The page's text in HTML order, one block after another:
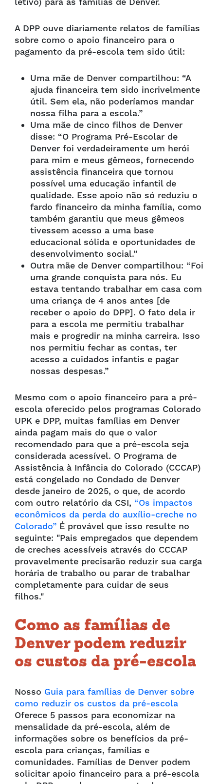
A DPP ouve diariamente relatos de famílias
sobre como o apoio financeiro para o
pagamento da pré-escola tem sido útil:
Uma mãe de Denver compartilhou: “A
ajuda financeira tem sido incrivelmente
útil. Sem ela, não poderíamos mandar
nossa filha para a escola.”
Uma mãe de cinco filhos de Denver
disse: “O Programa Pré-Escolar de
Denver foi verdadeiramente um herói
para mim e meus gêmeos, fornecendo
assistência financeira que tornou
possível uma educação infantil de
qualidade. Esse apoio não só reduziu o
fardo financeiro da minha família, como
também garantiu que meus gêmeos
tivessem acesso a uma base
educacional sólida e oportunidades de
desenvolvimento social.”
Outra mãe de Denver compartilhou: “Foi
uma grande conquista para nós. Eu
estava tentando trabalhar em casa com
uma criança de 4 anos antes [de
receber o apoio do DPP]. O fato dela ir
para a escola me permitiu trabalhar
mais e progredir na minha carreira. Isso
nos permitiu fechar as contas, ter
acesso a cuidados infantis e pagar
nossas despesas.”
Mesmo com o apoio financeiro para a pré-
escola oferecido pelos programas Colorado
UPK e DPP, muitas famílias em Denver
ainda pagam mais do que o valor
recomendado para que a pré-escola seja
considerada acessível. O Programa de
Assistência à Infância do Colorado (CCCAP)
está congelado no Condado de Denver
desde janeiro de 2025, o que, de acordo
com outro relatório da CSI, “Os impactos
econômicos da perda do auxílio-creche no
Colorado” É provável que isso resulte no
seguinte: "Pais empregados que dependem
de creches acessíveis através do CCCAP
provavelmente precisarão reduzir sua carga
horária de trabalho ou parar de trabalhar
completamente para cuidar de seus
filhos."
Como as famílias de
Denver podem reduzir
os custos da pré-escola
Nosso Guia para famílias de Denver sobre
como reduzir os custos da pré-escola
Oferece 5 passos para economizar na
mensalidade da pré-escola, além de
informações sobre os benefícios da pré-
escola para crianças, famílias e
comunidades. Famílias de Denver podem
solicitar apoio financeiro para a pré-escola